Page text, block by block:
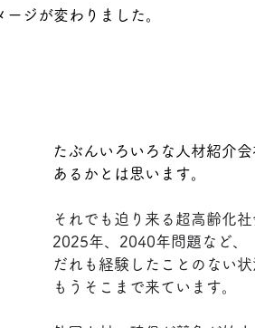
ジが変わりました。
たぶんいろいろな人材紹介
あるかとは思います。
それでも迫り来る超高齢化
2025年、2040年問題など、
だれも経験したことのない
もうそこまで来ています。